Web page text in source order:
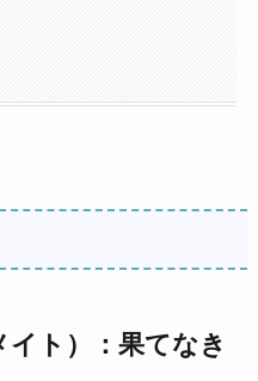
イト）：果てなき